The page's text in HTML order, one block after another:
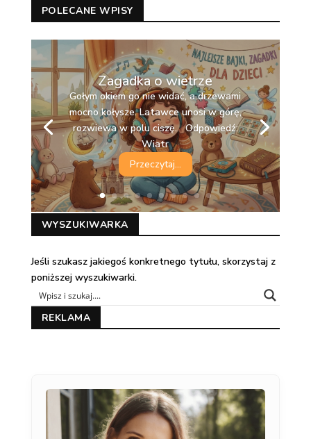
POLECANE WPISY
Zagadka o wietrze
Gołym okiem go nie widać, a drzewami
mocno kołysze. Latawce unosi w górę,
rozwiewa w polu ciszę. Odpowiedź:
Wiatr
Przeczytaj...
WYSZUKIWARKA
Jeśli szukasz jakiegoś konkretnego tytułu, skorzystaj z
poniższej wyszukiwarki.
REKLAMA